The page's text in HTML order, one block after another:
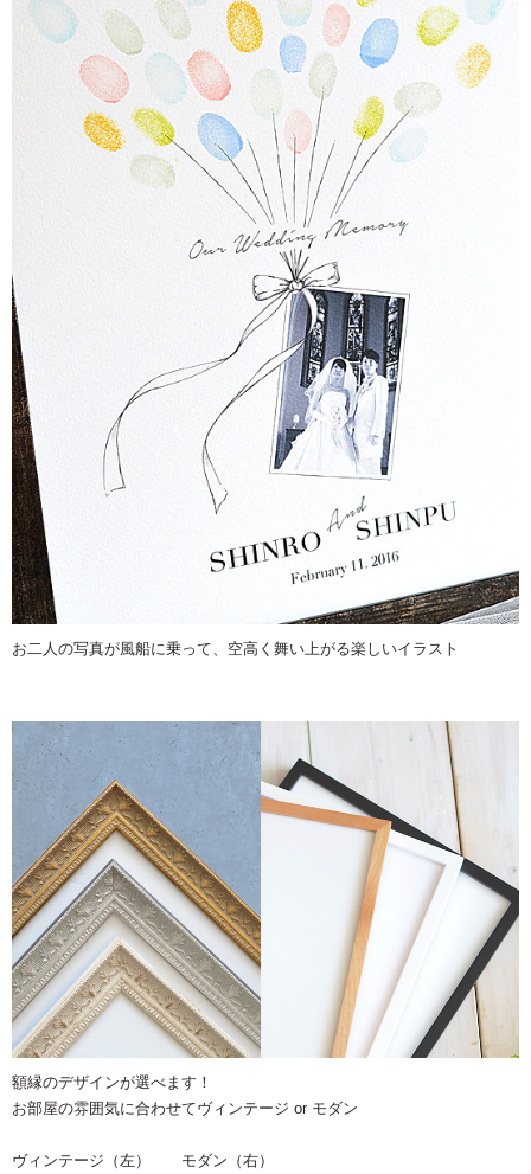
お二人の写真が風船に乗って、空高く舞い上がる楽しいイラスト
額縁のデザインが選べます！
お部屋の雰囲気に合わせてヴィンテージ or モダン
ヴィンテージ（左） モダン（右）